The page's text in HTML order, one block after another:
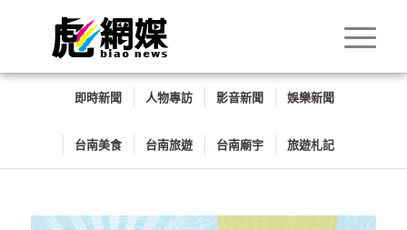
即時新聞 人物專訪 影音新聞 娛樂新聞
台南美食 台南旅遊 台南廟宇 旅遊札記